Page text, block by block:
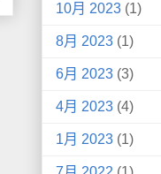
10月 2023 (1)
8月 2023 (1)
6月 2023 (3)
4月 2023 (4)
1月 2023 (1)